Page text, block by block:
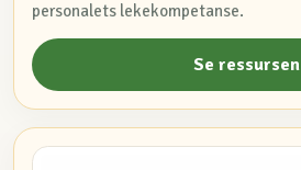
personalets lekekompetanse.
Se ressursen